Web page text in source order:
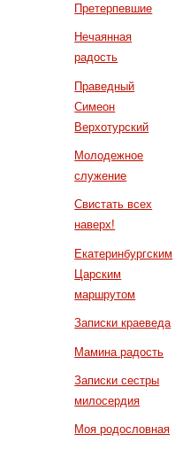
Претерпевшие
Нечаянная
радость
Праведный
Симеон
Верхотурский
Молодежное
служение
Свистать всех
наверх!
Екатеринбургским
Царским
маршрутом
Записки краеведа
Мамина радость
Записки сестры
милосердия
Моя родословная